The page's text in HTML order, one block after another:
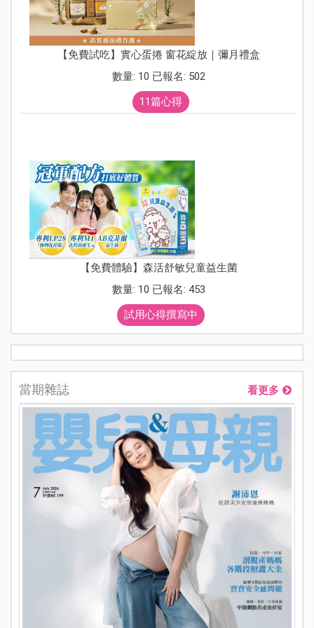
【免費試吃】實心蛋捲 窗花綻放｜彌月禮盒
數量: 10 已報名: 502
11篇心得
【免費體驗】森活舒敏兒童益生菌
數量: 10 已報名: 453
試用心得撰寫中
當期雜誌 看更多